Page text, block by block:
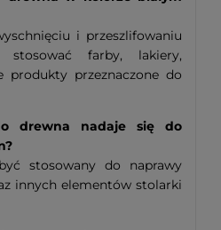
i przeszlifowaniu
stosować farby, lakiery,
produkty przeznaczone do
drewna nadaje się do
stosowany do naprawy
innych elementów stolarki